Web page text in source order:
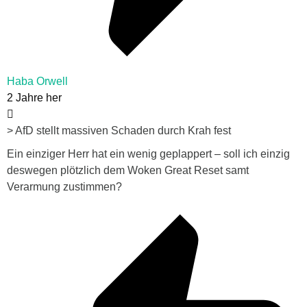
Haba Orwell
2 Jahre her
> AfD stellt massiven Schaden durch Krah fest
Ein einziger Herr hat ein wenig geplappert – soll ich einzig
deswegen plötzlich dem Woken Great Reset samt
Verarmung zustimmen?